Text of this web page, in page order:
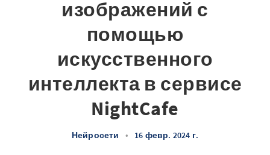
изображений с
помощью
искусственного
интеллекта в сервисе
NightCafe
Нейросети • 16 февр. 2024 г.